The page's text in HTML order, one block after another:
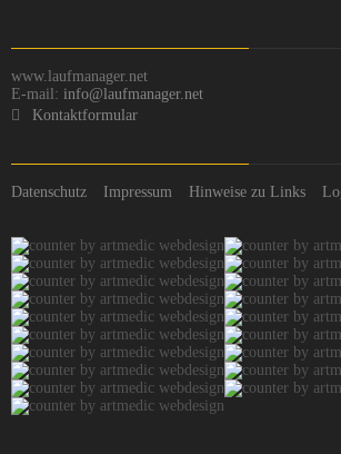
www.laufmanager.net
E-mail: info@laufmanager.net
Kontaktformular
Datenschutz Impressum Hinweise zu Links